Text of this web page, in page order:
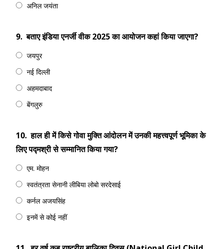
अनिल जयंता
9. बताए इंडिया एनर्जी वीक 2025 का आयोजन कहां किया जाएगा?
जयपुर
नई दिल्ली
अहमदाबाद
बेंगलुरु
10. हाल ही में किसे गोवा मुक्ति आंदोलन में उनकी महत्त्वपूर्ण भूमिका के
लिए पद्मश्री से सम्मानित किया गया?
एम. मोहन
स्वतंत्रता सेनानी लीबिया लोबो सरदेसाई
कर्नल अजयसिंह
इनमें से कोई नहीं